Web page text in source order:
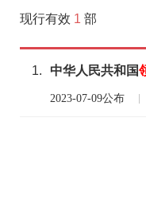
现行有效 1 部
1. 中华人民共和国
2023-07-09公布